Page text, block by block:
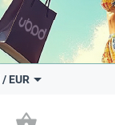
/ EUR